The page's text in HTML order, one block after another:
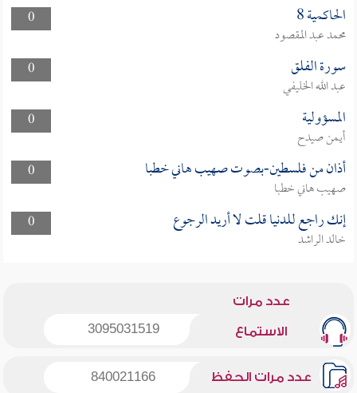
0
الحاكمية 8
محمد عبد المقصود
0
سورة الفلق
عبد الله الخليفي
0
المسؤولية
أيمن صيدح
0
أذان من فلسطين-بصوت صهيب هاني خطبا
صهيب هاني خطبا
0
إنك راجع للدنيا قلت لا أريد الرجوع
خالد الراشد
عدد مرات
الاستماع 3095031519
عدد مرات الحفظ 840021166